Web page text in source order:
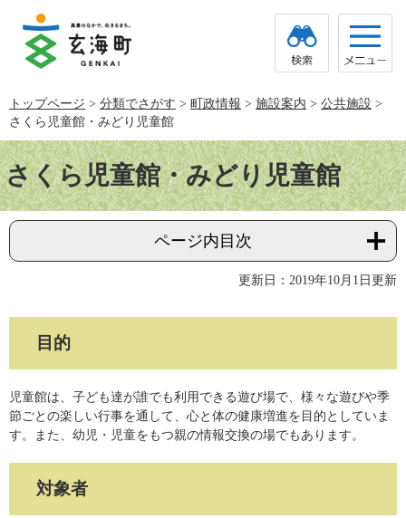
で
す。
ば
し
て
本
文
へ
トップページ > 分類でさがす > 町政情報 > 施設案内 > 公共施設 >
さくら児童館・みどり児童館
本
文さくら児童館・みどり児童館
ページ内目次
更新日：2019年10月1日更新
目的
児童館は、子ども達が誰でも利用できる遊び場で、様々な遊びや季
節ごとの楽しい行事を通して、心と体の健康増進を目的としていま
す。また、幼児・児童をもつ親の情報交換の場でもあります。
対象者